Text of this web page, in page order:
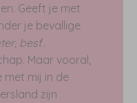
Geeft je met
je bevallige
best’.
Maar vooral,
met mij in de
zijn